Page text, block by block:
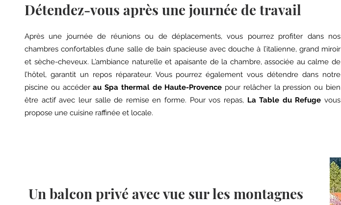
Détendez-vous après une journée de travail
Après une journée de réunions ou de déplacements, vous pourrez profiter dans nos
chambres confortables d’une salle de bain spacieuse avec douche à l’italienne, grand miroir
et sèche-cheveux. L’ambiance naturelle et apaisante de la chambre, associée au calme de
l’hôtel, garantit un repos réparateur. Vous pourrez également vous détendre dans notre
piscine ou accéderau Spa thermal de Haute-Provence pour relâcher la pression ou bien
être actif avec leur salle de remise en forme. Pour vos repas, La Table du Refuge vous
propose une cuisine raffinée et locale.
Un balcon privé avec vue sur les montagnes